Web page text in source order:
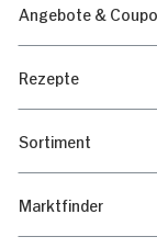
Angebote &
Rezepte
Sortiment
Marktfinder